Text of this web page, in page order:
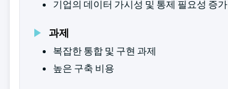
기업의 데이터 가시성 및 통제 필요성 증가
과제
복잡한 통합 및 구현 과제
높은 구축 비용